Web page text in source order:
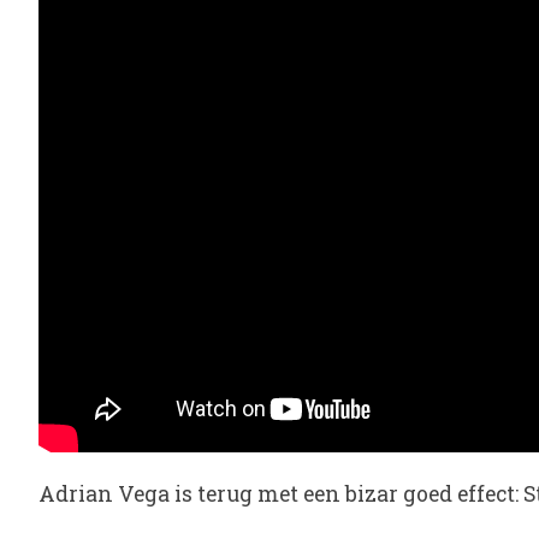
Adrian Vega is terug met een bizar goed effect: